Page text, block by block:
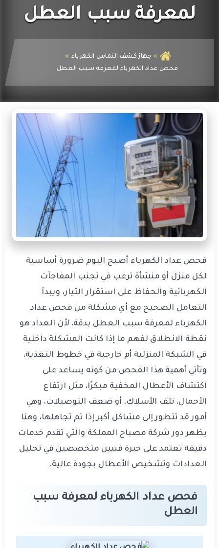
الكهرباءلمعرفة سبب العطل
جهاز كشف التماس الكهرباء
فحص عداد الكهرباء لمعرفة سبب العطل
فحص عداد الكهرباء أصبح اليوم ضرورة أساسية
لكل منزل أو منشأة ترغب في تجنب المفاجآت
الكهربائية والحفاظ على استقرار التيار، ويبدأ
التعامل الصحيح مع أي مشكلة من فحص عداد
الكهرباء لمعرفة سبب العطل بدقة، لأن العداد هو
نقطة الانطلاق لفهم ما إذا كانت المشكلة داخلية
في الشبكة المنزلية أم خارجية في خطوط التغذية،
وتأتي أهمية هذا الفحص من كونه يساعد على
اكتشاف الأعطال المخفية مبكرًا، مثل ارتفاع
الأحمال، تلف الأسلاك، أو ضعف التوصيلات، وهي
أمور قد تتطور إلى مشاكل أكبر إذا تم تجاهلها، وهنا
يظهر دور شركة مصباح المملكة والتي تقدم خدمات
دقيقة تعتمد على خبرة فنيين متخصصين في تحليل
العدادات وتشخيص الأعطال بجودة عالية.
فحص عداد الكهرباء لمعرفة سبب
العطل